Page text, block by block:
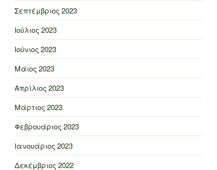
Σεπτέμβριος 2023
Ιούλιος 2023
Ιούνιος 2023
Μάιος 2023
Απρίλιος 2023
Μάρτιος 2023
Φεβρουάριος 2023
Ιανουάριος 2023
Δεκέμβριος 2022